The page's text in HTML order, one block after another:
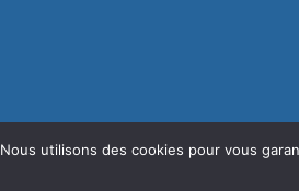
Nous utilisons des cookies pour vous